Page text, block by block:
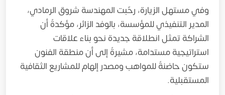
وفي مستهل الزيارة، رحّبت المهندسة شروق الرمادي،
المدير التنفيذي للمؤسسة، بالوفد الزائر، مؤكدةً أن
الشراكة تمثل انطلاقة جديدة نحو بناء علاقات
استراتيجية مستدامة، مشيرةً إلى أن منطقة الفنون
ستكون حاضنةً للمواهب ومصدر إلهام للمشاريع الثقافية
المستقبلية.